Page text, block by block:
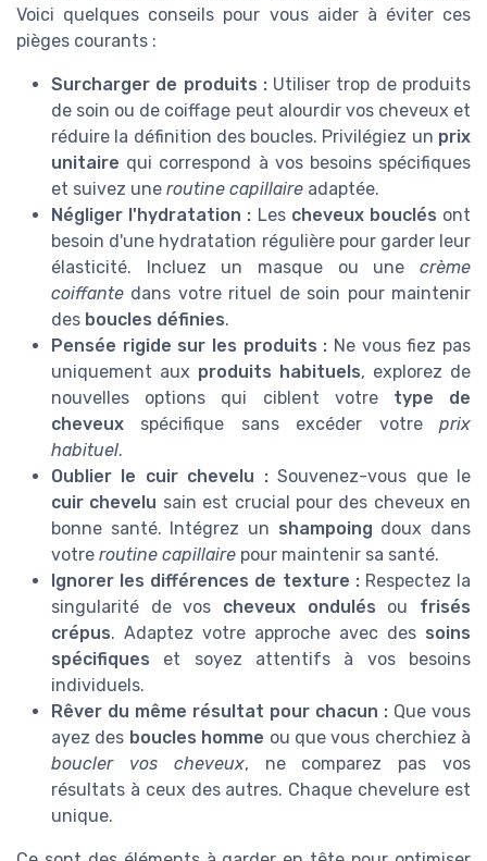
Voici quelques conseils pour vous aider à éviter ces
pièges courants :
Surcharger de produits :Utiliser trop de produits
de soin ou de coiffage peut alourdir vos cheveux et
réduire la définition des boucles. Privilégiez un prix
unitaire qui correspond à vos besoins spécifiques
et suivez une routine capillaire adaptée.
Négliger l'hydratation : Les cheveux bouclés ont
besoin d'une hydratation régulière pour garder leur
élasticité. Incluez un masque ou une crème
coiffante dans votre rituel de soin pour maintenir
des boucles définies.
Pensée rigide sur les produits : Ne vous fiez pas
uniquement aux produits habituels, explorez de
nouvelles options qui ciblent votre type de
cheveux spécifique sans excéder votre prix
habituel.
Oublier le cuir chevelu :Souvenez-vous que le
cuir chevelu sain est crucial pour des cheveux en
bonne santé. Intégrez un shampoing doux dans
votre routine capillaire pour maintenir sa santé.
Ignorer les différences de texture :Respectez la
singularité de vos cheveux ondulés ou frisés
crépus. Adaptez votre approche avec des soins
spécifiques et soyez attentifs à vos besoins
individuels.
Rêver du même résultat pour chacun : Que vous
ayez des boucles homme ou que vous cherchiez à
boucler vos cheveux, ne comparez pas vos
résultats à ceux des autres. Chaque chevelure est
unique.